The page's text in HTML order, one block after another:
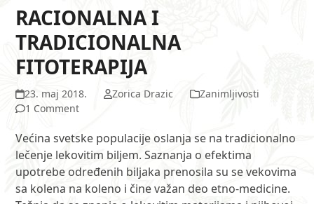
RACIONALNA I
TRADICIONALNA
FITOTERAPIJA
23. maj 2018. Zorica Drazic
Zanimljivosti
1 Comment
Većina svetske populacije oslanja se na tradicionalno
lečenje lekovitim biljem. Saznanja o efektima
upotrebe određenih biljaka prenosila su se vekovima
sa kolena na koleno i čine važan deo etno-medicine.